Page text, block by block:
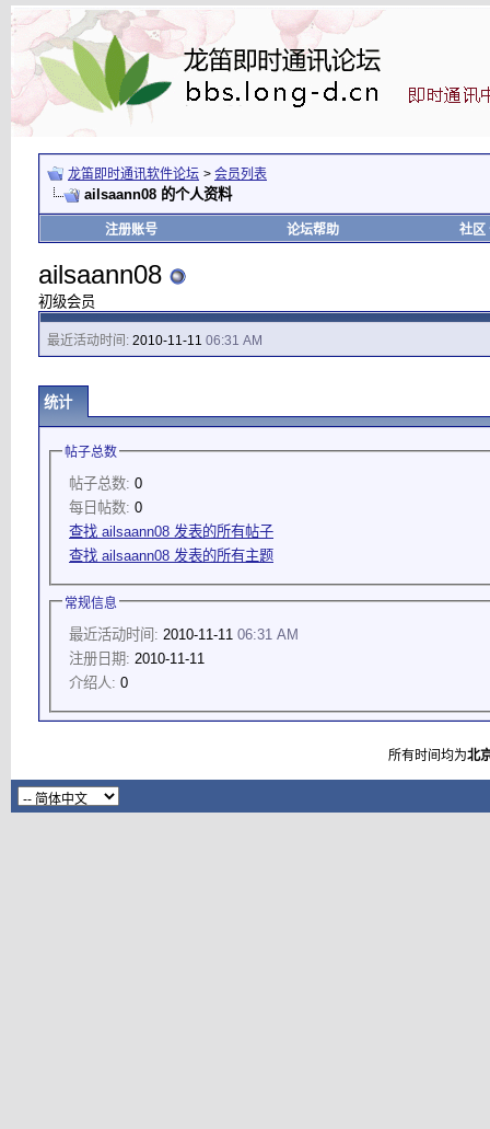
龙笛即时通讯软件论坛 > 会员列表
ailsaann08 的个人资料
注册账号 论坛帮助 社区
ailsaann08
初级会员
最近活动时间: 2010-11-11 06:31 AM
统计
帖子总数
帖子总数: 0
每日帖数: 0
查找 ailsaann08 发表的所有帖子
查找 ailsaann08 发表的所有主题
常规信息
最近活动时间: 2010-11-11 06:31 AM
注册日期: 2010-11-11
介绍人: 0
所有时间均为北